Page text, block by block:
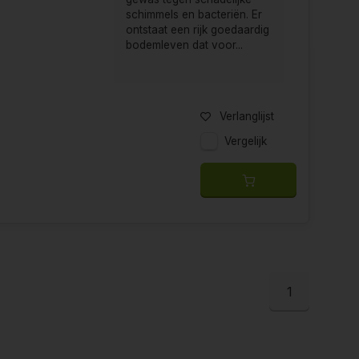
schimmels en bacteriën. Er
ontstaat een rijk goedaardig
bodemleven dat voor...
Verlanglijst
Vergelijk
1